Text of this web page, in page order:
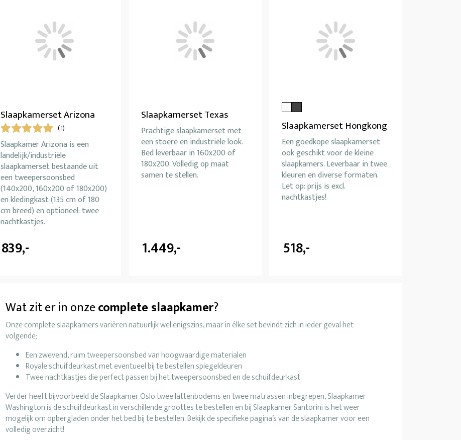
Slaapkamerset Arizona
(1)
Slaapkamer Arizona is een
landelijk/industriële
slaapkamerset bestaande uit
een tweepersoonsbed
(140x200, 160x200 of 180x200)
en kledingkast (135 cm of 180
cm breed) en optioneel: twee
nachtkastjes.
839,-
Slaapkamerset Texas
Prachtige slaapkamerset met
een stoere en industriële look.
Bed leverbaar in 160x200 of
180x200. Volledig op maat
samen te stellen.
1.449,-
Slaapkamerset Hongkong
Een goedkope slaapkamerset
ook geschikt voor de kleine
slaapkamers. Leverbaar in twee
kleuren en diverse formaten.
Let op: prijs is excl.
nachtkastjes!
518,-
Wat zit er in onzecomplete slaapkamer?
Onze complete slaapkamers variëren natuurlijk wel enigszins, maar in élke set bevindt zich in ieder geval het
volgende;
Een zwevend, ruim tweepersoonsbed van hoogwaardige materialen
Royale schuifdeurkast met eventueel bij te bestellen spiegeldeuren
Twee nachtkastjes die perfect passen bij het tweepersoonsbed en de schuifdeurkast
Verder heeft bijvoorbeeld de Slaapkamer Oslo twee lattenbodems en twee matrassen inbegrepen, Slaapkamer
Washington is de schuifdeurkast in verschillende groottes te bestellen en bij Slaapkamer Santorini is het weer
mogelijk om opbergladen onder het bed bij te bestellen. Bekijk de specifieke pagina’s van de slaapkamer voor een
volledig overzicht!